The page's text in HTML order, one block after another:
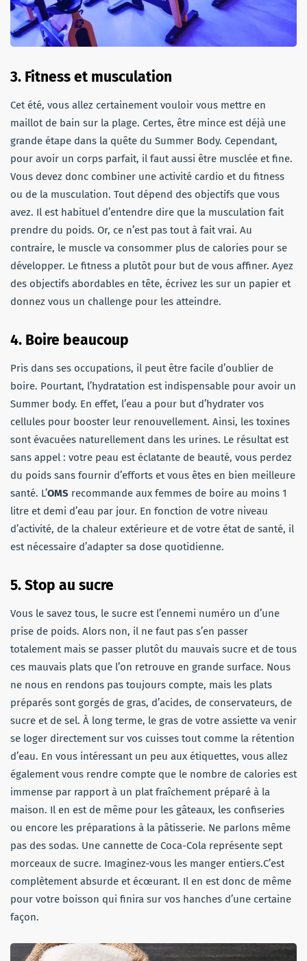
3. Fitness et musculation
Cet été, vous allez certainement vouloir vous mettre en
maillot de bain sur la plage. Certes, être mince est déjà une
grande étape dans la quête du Summer Body. Cependant,
pour avoir un corps parfait, il faut aussi être musclée et fine.
Vous devez donc combiner une activité cardio et du fitness
ou de la musculation. Tout dépend des objectifs que vous
avez. Il est habituel d’entendre dire que la musculation fait
prendre du poids. Or, ce n’est pas tout à fait vrai. Au
contraire, le muscle va consommer plus de calories pour se
développer. Le fitness a plutôt pour but de vous affiner. Ayez
des objectifs abordables en tête, écrivez les sur un papier et
donnez vous un challenge pour les atteindre.
4. Boire beaucoup
Pris dans ses occupations, il peut être facile d’oublier de
boire. Pourtant, l’hydratation est indispensable pour avoir un
Summer body. En effet, l’eau a pour but d’hydrater vos
cellules pour booster leur renouvellement. Ainsi, les toxines
sont évacuées naturellement dans les urines. Le résultat est
sans appel : votre peau est éclatante de beauté, vous perdez
du poids sans fournir d’efforts et vous êtes en bien meilleure
santé. L’OMS recommande aux femmes de boire au moins 1
litre et demi d’eau par jour. En fonction de votre niveau
d’activité, de la chaleur extérieure et de votre état de santé, il
est nécessaire d’adapter sa dose quotidienne.
5. Stop au sucre
Vous le savez tous, le sucre est l’ennemi numéro un d’une
prise de poids. Alors non, il ne faut pas s’en passer
totalement mais se passer plutôt du mauvais sucre et de tous
ces mauvais plats que l’on retrouve en grande surface. Nous
ne nous en rendons pas toujours compte, mais les plats
préparés sont gorgés de gras, d’acides, de conservateurs, de
sucre et de sel. À long terme, le gras de votre assiette va venir
se loger directement sur vos cuisses tout comme la rétention
d’eau. En vous intéressant un peu aux étiquettes, vous allez
également vous rendre compte que le nombre de calories est
immense par rapport à un plat fraîchement préparé à la
maison. Il en est de même pour les gâteaux, les confiseries
ou encore les préparations à la pâtisserie. Ne parlons même
pas des sodas. Une cannette de Coca-Cola représente sept
morceaux de sucre. Imaginez-vous les manger entiers.C’est
complètement absurde et écœurant. Il en est donc de même
pour votre boisson qui finira sur vos hanches d’une certaine
façon.